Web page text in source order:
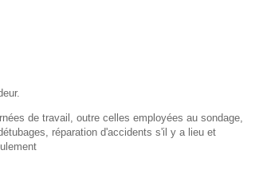
de travail, outre celles employées au sondage,
réparation d'accidents s'il y a lieu et